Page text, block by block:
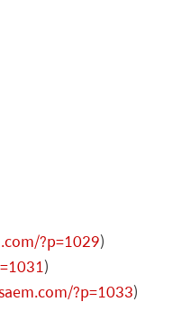
?p=1029)
)
?p=1033)